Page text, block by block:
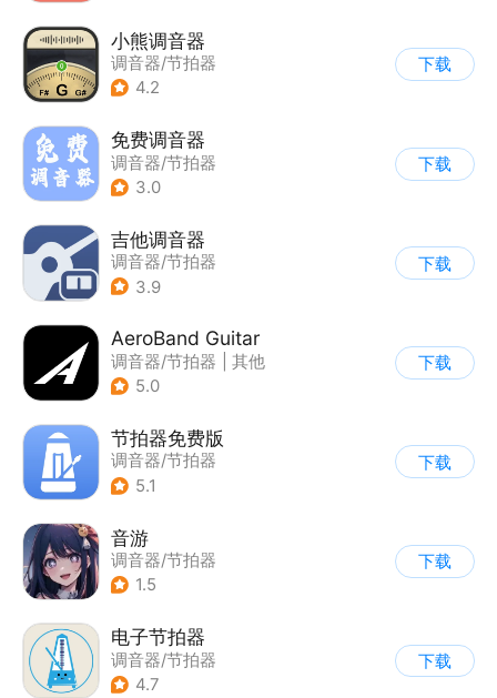
小熊调音器
调音器/节拍器
4.2
下载
免费调音器
调音器/节拍器
3.0
下载
吉他调音器
调音器/节拍器
3.9
下载
AeroBand Guitar
调音器/节拍器
其他
5.0
下载
节拍器免费版
调音器/节拍器
5.1
下载
音游
调音器/节拍器
1.5
下载
电子节拍器
调音器/节拍器
4.7
下载